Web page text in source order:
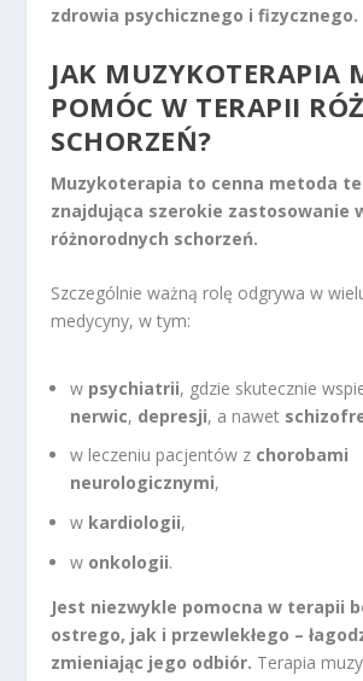
zdrowia psychicznego i fizycznego.
JAK MUZYKOTERAPIA
POMÓC W TERAPII
SCHORZEŃ?
Muzykoterapia to cenna metoda
znajdująca szerokie zastosowanie
różnorodnych schorzeń.
Szczególnie ważną rolę odgrywa w
medycyny, w tym:
w psychiatrii, gdzie skutecznie
nerwic, depresji, a nawet
w leczeniu pacjentów z chorobami
neurologicznymi,
w kardiologii,
w onkologii.
Jest niezwykle pomocna w terapii
ostrego, jak i przewlekłego –
zmieniając jego odbiór. Terapia